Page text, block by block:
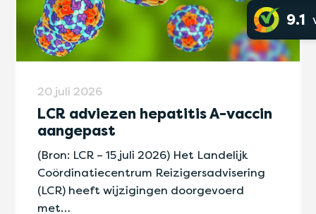
20 juli 2026
LCR adviezen hepatitis A-vaccin
aangepast
(Bron: LCR – 15 juli 2026) Het Landelijk
Coördinatiecentrum Reizigersadvisering
(LCR) heeft wijzigingen doorgevoerd
met…
9.1